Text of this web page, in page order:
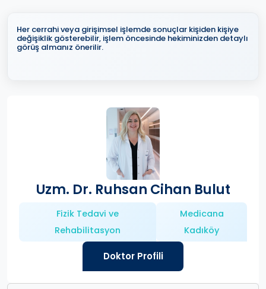
Her cerrahi veya girişimsel işlemde sonuçlar kişiden kişiye
değişiklik gösterebilir, işlem öncesinde hekiminizden detaylı
görüş almanız önerilir.
Uzm. Dr. Ruhsan Cihan Bulut
Fizik Tedavi ve
Rehabilitasyon
Medicana
Kadıköy
Doktor Profili